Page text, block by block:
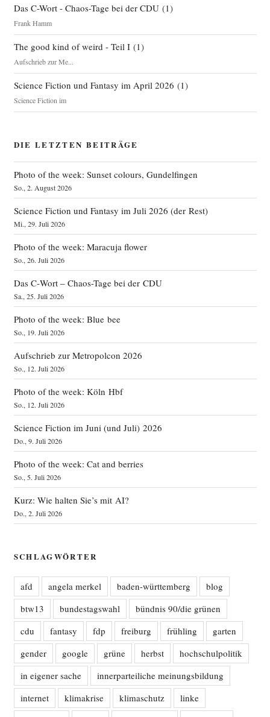
Das C-Wort - Chaos-Tage bei der CDU(1)
Frank Hamm
The good kind of weird - Teil I(1)
Aufschrieb zur Me...
Science Fiction und Fantasy im April 2026 (1)
Science Fiction im
DIE LETZTEN BEITRÄGE
Photo of the week: Sunset colours, Gundelfingen
So., 2. August 2026
Science Fiction und Fantasy im Juli 2026 (der Rest)
Mi., 29. Juli 2026
Photo of the week: Maracuja flower
So., 26. Juli 2026
Das C‑Wort – Chaos-Tage bei der CDU
Sa., 25. Juli 2026
Photo of the week: Blue bee
So., 19. Juli 2026
Aufschrieb zur Metropolcon 2026
So., 12. Juli 2026
Photo of the week: Köln Hbf
So., 12. Juli 2026
Science Fiction im Juni (und Juli) 2026
Do., 9. Juli 2026
Photo of the week: Cat and berries
So., 5. Juli 2026
Kurz: Wie halten Sie’s mit AI?
Do., 2. Juli 2026
SCHLAGWÖRTER
afd angela merkel baden-württemberg
blog
btw13
bundestagswahl
bündnis 90/die grünen
cdu
fantasy fdp freiburg frühling
garten
gender
google grüne herbst
hochschulpolitik
in eigener sache
innerparteiliche meinungsbildung
internet
klimakrise klimaschutz
linke